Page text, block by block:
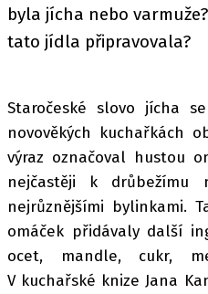
byla jícha nebo
tato jídla připravovala?
Staročeské slovo jícha
novověkých kuchařkách
výraz označoval hustou
nejčastěji k drůbežímu
nejrůznějšími bylinkami.
omáček přidávaly další
ocet, mandle, cukr,
V kuchařské knize Jana